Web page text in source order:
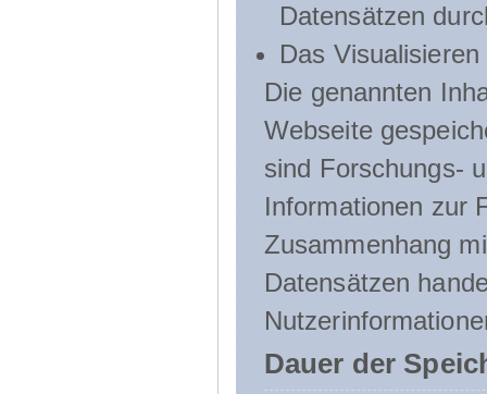
Datensätzen
Das
Die genannten
Webseite
sind Forschungs-
Informationen zur
Zusammenhang
Datensätzen
Dauer der